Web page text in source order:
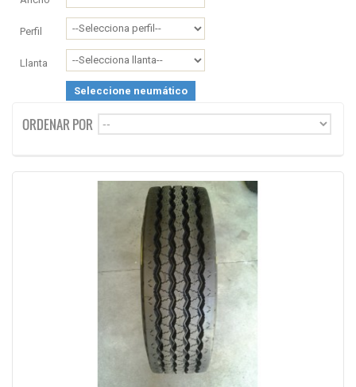
Perfil
Llanta
Seleccione neumático
ORDENAR POR --